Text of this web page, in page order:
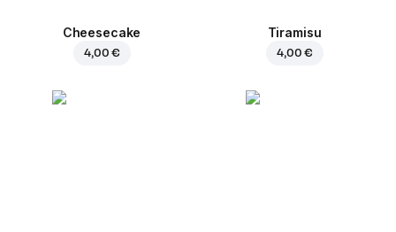
Cheesecake
4,00 €
Tiramisu
4,00 €